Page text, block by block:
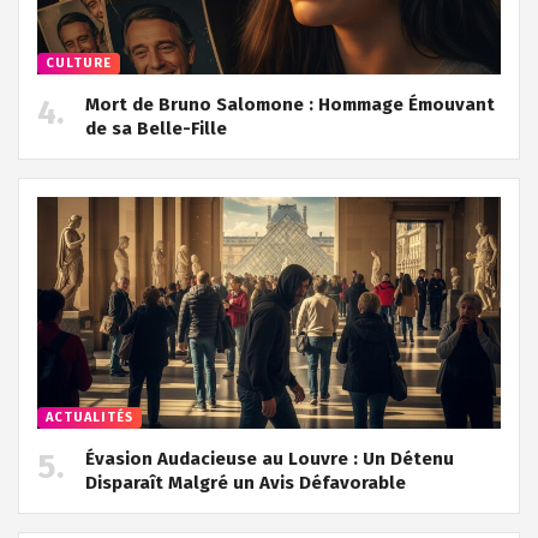
CULTURE
Mort de Bruno Salomone : Hommage Émouvant
de sa Belle-Fille
ACTUALITÉS
Évasion Audacieuse au Louvre : Un Détenu
Disparaît Malgré un Avis Défavorable